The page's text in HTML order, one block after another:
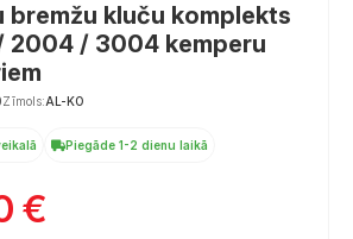
bremžu kluču komplekts
2004 / 3004 kemperu
Zīmols:AL-KO
Piegāde 1-2 dienu laikā
€